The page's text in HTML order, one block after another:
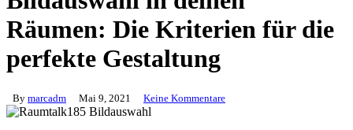
Räumen: Die Kriterien für die
perfekte Gestaltung
By marcadm Mai 9, 2021 Keine Kommentare